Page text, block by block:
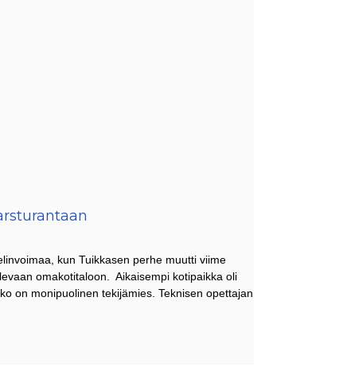
kun Tuikkasen perhe muutti viime
omakotitaloon. Aikaisempi kotipaikka oli
on monipuolinen tekijämies. Teknisen opettajan